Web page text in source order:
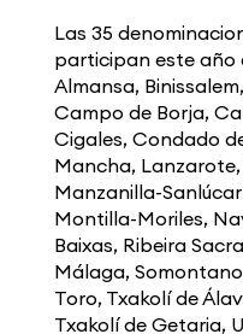
Las 35
participan este año
Almansa,
Campo de Borja,
Cigales, Condado
Mancha,
Manzanilla-
Montilla-Moriles,
Baixas, Ribeira
Málaga,
Toro, Txakolí de
Txakolí de Getaria,